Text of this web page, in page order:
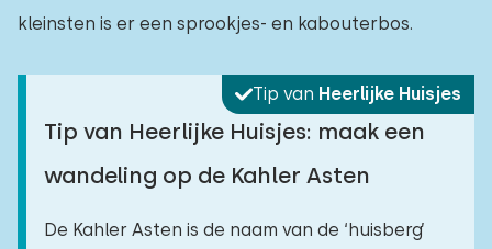
kleinsten is er een sprookjes- en kabouterbos.
Tip van Heerlijke Huisjes
Tip van Heerlijke Huisjes: maak een
wandeling op de Kahler Asten
De Kahler Asten is de naam van de ‘huisberg’